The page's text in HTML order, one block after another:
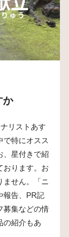
か
リストあす
で特にオスス
、星付きで紹
おります。お
ません。「ニ
報告、PR記
募集などの情
の紹介もあ